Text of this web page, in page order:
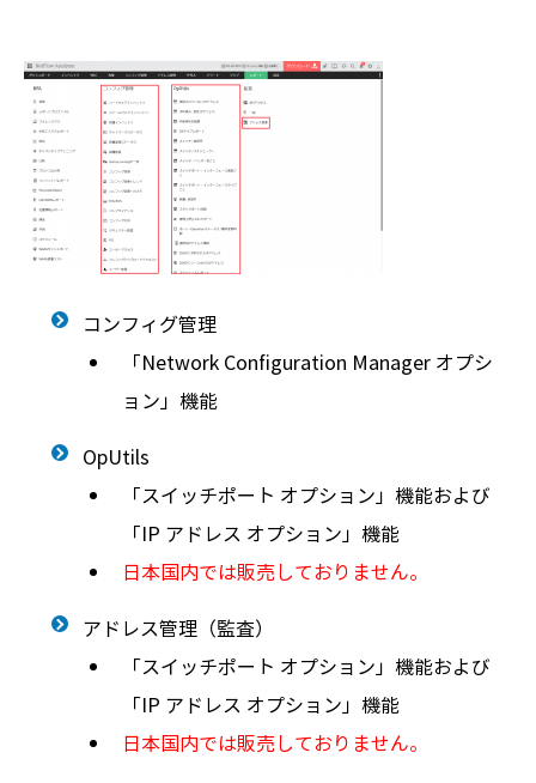
コンフィグ管理
「Network Configuration Manager オプシ
ョン」機能
OpUtils
「スイッチポート オプション」機能および
「IP アドレス オプション」機能
日本国内では販売しておりません。
アドレス管理（監査）
「スイッチポート オプション」機能および
「IP アドレス オプション」機能
日本国内では販売しておりません。